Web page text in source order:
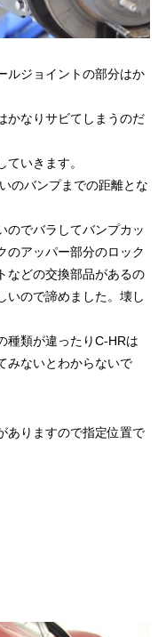
ルジョイントの部分はか
かなりサビてしまうのだ
いきます。
のバンプまでの距離とな
のでバラしてバンプカッ
のアッパー部分のロック
などの交換部品があるの
いので諦めました。壊し
種類が違ったりC-HRは
みないとわからないで
ありますので指定位置で